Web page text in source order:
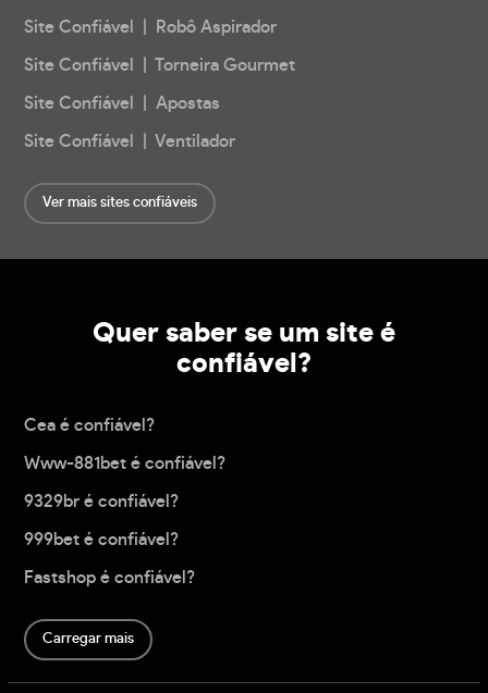
Site Confiável | Robô Aspirador
Site Confiável | Torneira Gourmet
Site Confiável | Apostas
Site Confiável | Ventilador
Ver mais sites confiáveis
Quer saber se um site é
confiável?
Cea é confiável?
Www-881bet é confiável?
9329br é confiável?
999bet é confiável?
Fastshop é confiável?
Carregar mais